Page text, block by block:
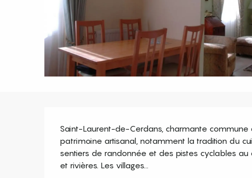
Description
Saint-Laurent-de-Cerdans, charmante
patrimoine artisanal, notamment la tradition du
sentiers de randonnée et des pistes cyclables
et rivières. Les villages...